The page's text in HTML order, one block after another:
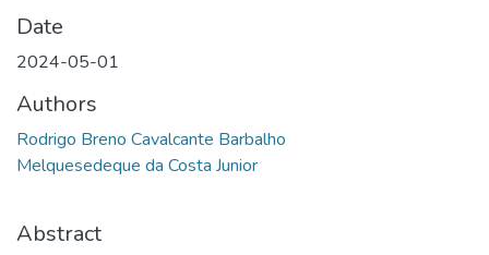
Date
2024-05-01
Authors
Rodrigo Breno Cavalcante Barbalho
Melquesedeque da Costa Junior
Abstract